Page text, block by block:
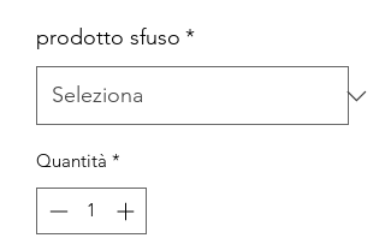
prodotto sfuso *
Quantità *